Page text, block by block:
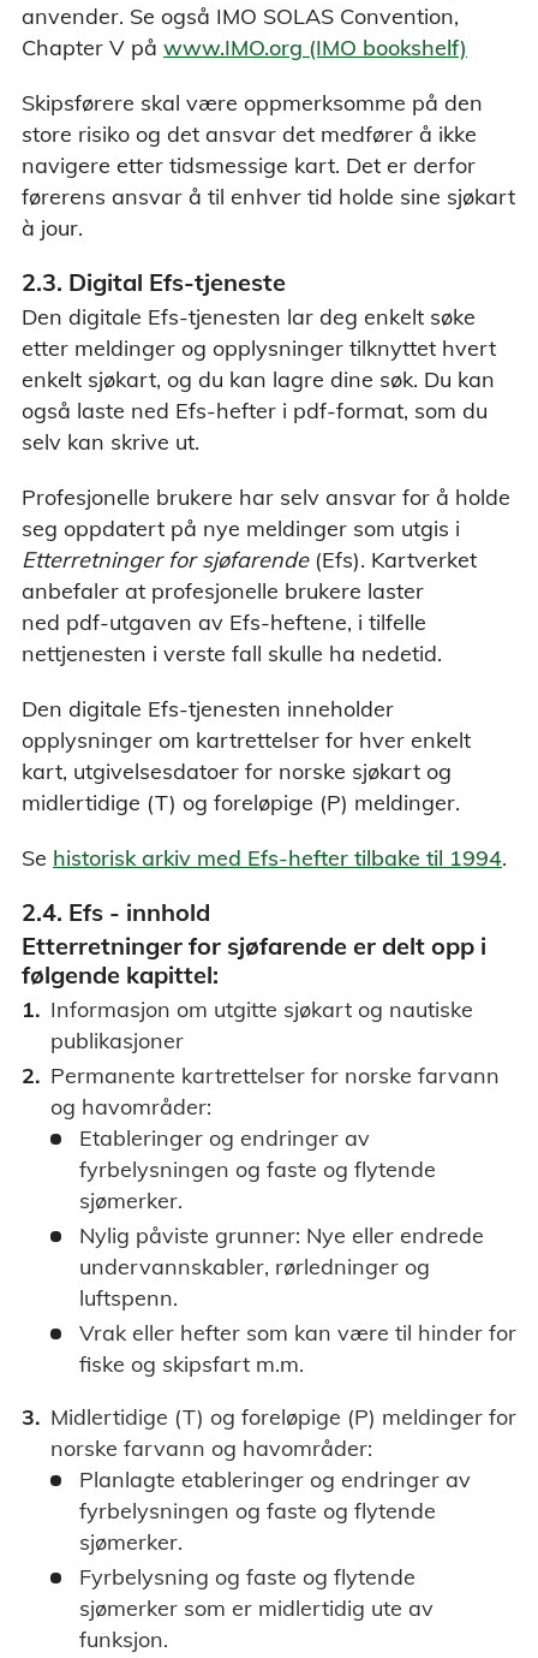
anvender. Se også IMO SOLAS Convention,
Chapter V på www.IMO.org (IMO bookshelf)
Skipsførere skal være oppmerksomme på den
store risiko og det ansvar det medfører å ikke
navigere etter tidsmessige kart. Det er derfor
førerens ansvar å til enhver tid holde sine sjøkart
à jour.
2.3. Digital Efs-tjeneste
Den digitale Efs-tjenesten lar deg enkelt søke
etter meldinger og opplysninger tilknyttet hvert
enkelt sjøkart, og du kan lagre dine søk. Du kan
også laste ned Efs-hefter i pdf-format, som du
selv kan skrive ut.
Profesjonelle brukere har selv ansvar for å holde
seg oppdatert på nye meldinger som utgis i
Etterretninger for sjøfarende(Efs). Kartverket
anbefaler at profesjonelle brukere laster
ned pdf-utgaven av Efs-heftene, i tilfelle
nettjenesten i verste fall skulle ha nedetid.
Den digitale Efs-tjenesten inneholder
opplysninger om kartrettelser for hver enkelt
kart, utgivelsesdatoer for norske sjøkart og
midlertidige (T) og foreløpige (P) meldinger.
Se historisk arkiv med Efs-hefter tilbake til 1994.
2.4. Efs - innhold
Etterretninger for sjøfarende er delt opp i
følgende kapittel:
Informasjon om utgitte sjøkart og nautiske
publikasjoner
Permanente kartrettelser for norske farvann
og havområder:
Etableringer og endringer av
fyrbelysningen og faste og flytende
sjømerker.
Nylig påviste grunner: Nye eller endrede
undervannskabler, rørledninger og
luftspenn.
Vrak eller hefter som kan være til hinder for
fiske og skipsfart m.m.
Midlertidige (T) og foreløpige (P) meldinger for
norske farvann og havområder:
Planlagte etableringer og endringer av
fyrbelysningen og faste og flytende
sjømerker.
Fyrbelysning og faste og flytende
sjømerker som er midlertidig ute av
funksjon.